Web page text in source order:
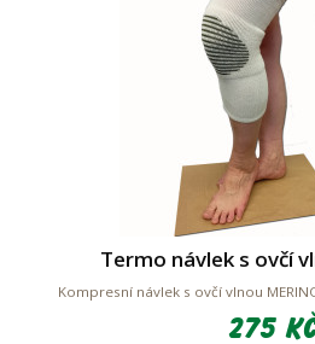
Termo návlek s ovčí
Kompresní návlek s ovčí vlnou
275 Kč